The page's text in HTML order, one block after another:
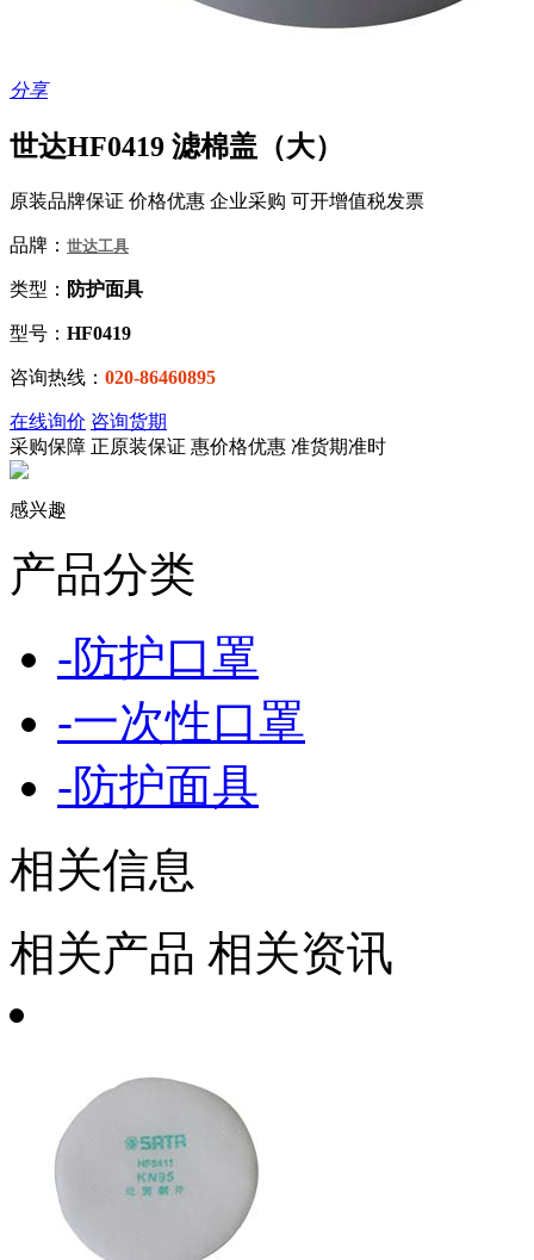
分享
世达HF0419 滤棉盖（大）
原装品牌保证 价格优惠 企业采购 可开增值税发票
品牌： 世达工具
类型： 防护面具
型号： HF0419
咨询热线： 020-86460895
在线询价 咨询货期
采购保障 正原装保证 惠价格优惠 准货期准时
感兴趣
产品分类
-防护口罩
-一次性口罩
-防护面具
相关信息
相关产品 相关资讯